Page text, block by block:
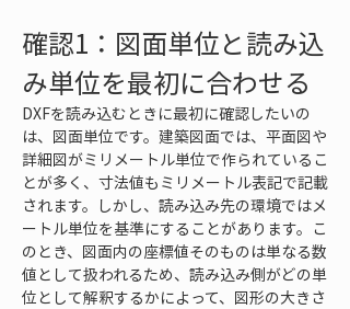
確認1：図面単位と読み込
み単位を最初に合わせる
DXFを読み込むときに最初に確認したいの
は、図面単位です。建築図面では、平面図や
詳細図がミリメートル単位で作られているこ
とが多く、寸法値もミリメートル表記で記載
されます。しかし、読み込み先の環境ではメ
ートル単位を基準にすることがあります。こ
のとき、図面内の座標値そのものは単なる数
値として扱われるため、読み込み側がどの単
位として解釈するかによって、図形の大きさ